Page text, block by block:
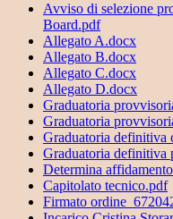
Avviso di selezione
Board.pdf
Allegato A.docx
Allegato B.docx
Allegato C.docx
Allegato D.docx
Graduatoria
Graduatoria
Graduatoria definitiva
Graduatoria definitiva
Determina
Capitolato tecnico.pdf
Firmato